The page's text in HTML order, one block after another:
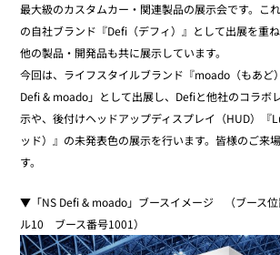
最大級のカスタムカー・関連製品の展示会です。こ
の自社ブランド『Defi（デフィ）』として出展を重
他の製品・開発品も共に展示しています。
今回は、ライフスタイルブランド『moado（もあど
Defi & moado」として出展し、Defiと他社のコラボ
示や、後付けヘッドアップディスプレイ（HUD）『
ッド）』の未発表色の展示を行います。皆様のご来
す。
▼「NS Defi & moado」ブースイメージ （ブース
ル10 ブース番号1001）